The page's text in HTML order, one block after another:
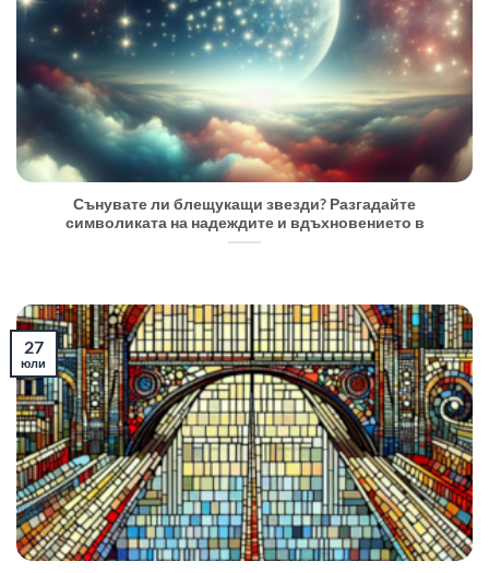
Сънувате ли блещукащи звезди? Разгадайте
символиката на надеждите и вдъхновението в
27
юли